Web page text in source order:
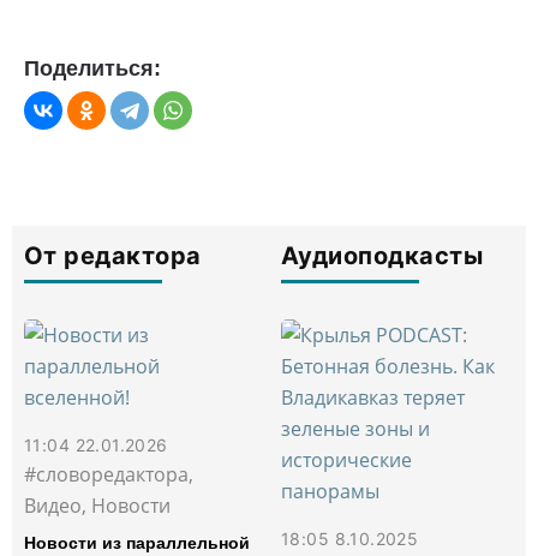
Поделиться:
От редактора
11:04 22.01.2026
#словоредактора,
Видео, Новости
Новости из параллельной
Аудиоподкасты
18:05 8.10.2025